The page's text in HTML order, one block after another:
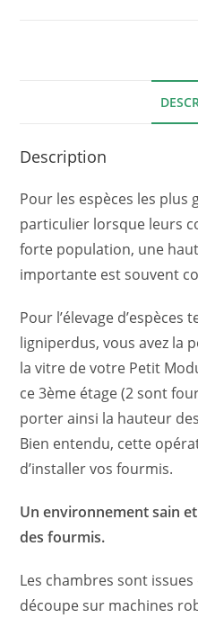
Description
Pour les espèces les plus
particulier lorsque leurs
forte population, une
importante est souvent
Pour l’élevage d’espèces
ligniperdus, vous avez la
la vitre de votre Petit
ce 3ème étage (2 sont
porter ainsi la hauteur
Bien entendu, cette
d’installer vos fourmis.
Un environnement sain
des fourmis.
Les chambres sont
découpe sur machines